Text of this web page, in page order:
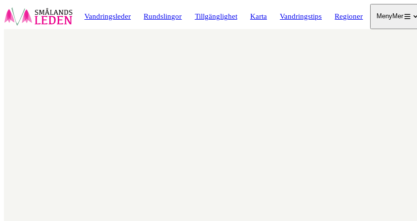
Vandringsleder Rundslingor Tillgänglighet Karta Vandringstips Regioner MenyMer